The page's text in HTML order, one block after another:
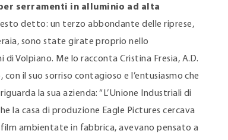
serramenti in alluminio ad alta
detto: un terzo abbondante delle riprese,
sono state girate proprio nello
Volpiano. Me lo racconta Cristina Fresia, A.D.
il suo sorriso contagioso e l’entusiasmo che
la sua azienda: “L’Unione Industriali di
la casa di produzione Eagle Pictures cercava
ambientate in fabbrica, avevano pensato a